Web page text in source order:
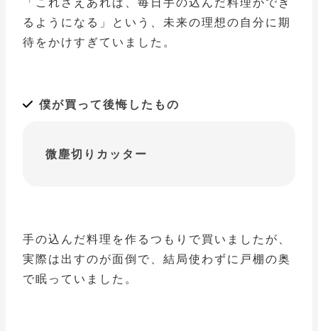
るようになる」という、未来の理想の自分に期
待をかけすぎていました。
僕が買って後悔したもの
微塵切りカッター
手の込んだ料理を作るつもりで買いましたが、
実際は出すのが面倒で、結局使わずに戸棚の奥
で眠っていました。